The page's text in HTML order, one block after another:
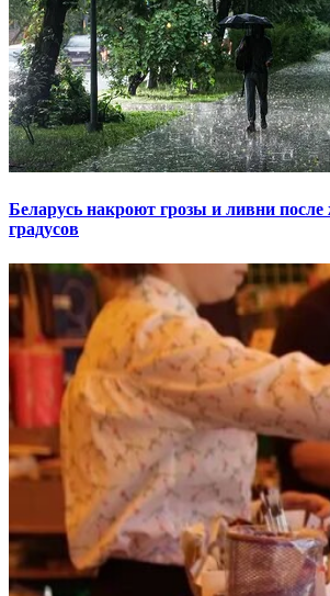
Беларусь накроют грозы и ливни
градусов